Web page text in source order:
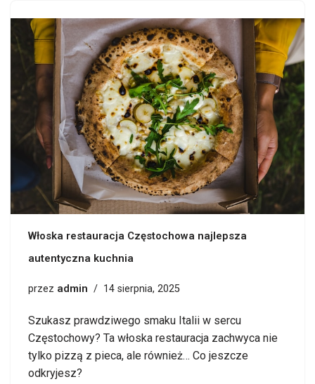
Włoska restauracja Częstochowa najlepsza
autentyczna kuchnia
przez admin 14 sierpnia, 2025
Szukasz prawdziwego smaku Italii w sercu
Częstochowy? Ta włoska restauracja zachwyca nie
tylko pizzą z pieca, ale również… Co jeszcze
odkryjesz?